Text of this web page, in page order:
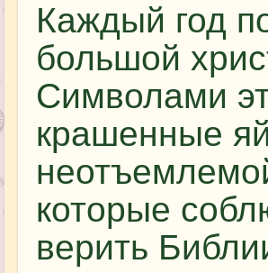
Каждый год
большой
Символами
крашенные
которые
верить